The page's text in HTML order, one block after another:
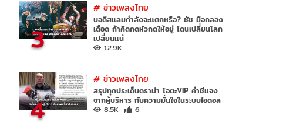
3
# ข่าวเพลงไทย
บอดี้สแลมกำลังจะแตกหรือ? ชัช มือกลอง
เดือด ถ้าคิดกดหัวกดให้อยู่ โดนเปลี่ยนโลก
เปลี่ยนแน่
12.9K
4
# ข่าวเพลงไทย
สรุปทุกประเด็นดราม่า โอตะVIP คำชี้แจง
จากผู้บริหาร กับความมั่นใจในระบบไอดอล
8.5K 6